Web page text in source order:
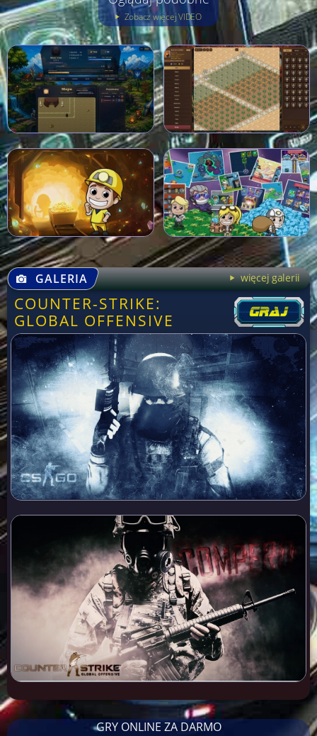
Zobacz więcej VIDEO
GALERIA więcej galerii
COUNTER-STRIKE:
GLOBAL OFFENSIVE
GRY ONLINE ZA DARMO